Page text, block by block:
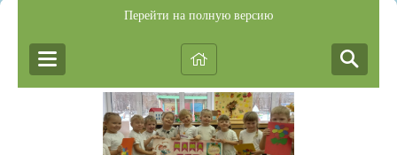
Перейти на полную версию